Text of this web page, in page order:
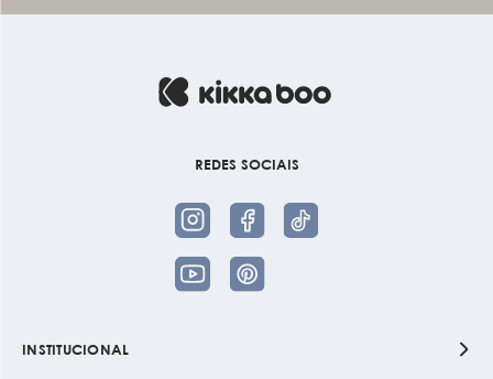
REDES SOCIAIS
INSTITUCIONAL